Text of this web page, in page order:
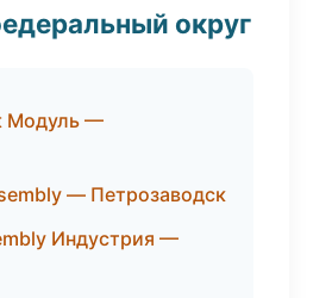
округ
Модуль —
— Петрозаводск
Индустрия —